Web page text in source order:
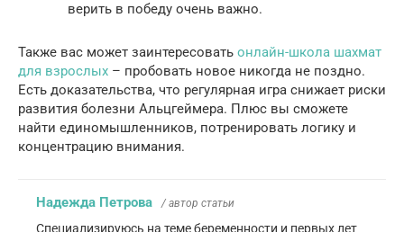
верить в победу очень важно.
Также вас может заинтересовать онлайн-школа шахмат
для взрослых – пробовать новое никогда не поздно.
Есть доказательства, что регулярная игра снижает риски
развития болезни Альцгеймера. Плюс вы сможете
найти единомышленников, потренировать логику и
концентрацию внимания.
Надежда Петрова / автор статьи
Специализируюсь на теме беременности и первых лет